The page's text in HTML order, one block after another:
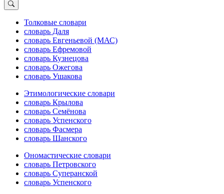
Толковые словари
словарь Даля
словарь Евгеньевой (МАС)
словарь Ефремовой
словарь Кузнецова
словарь Ожегова
словарь Ушакова
Этимологические словари
словарь Крылова
словарь Семёнова
словарь Успенского
словарь Фасмера
словарь Шанского
Ономастические словари
словарь Петровского
словарь Суперанской
словарь Успенского